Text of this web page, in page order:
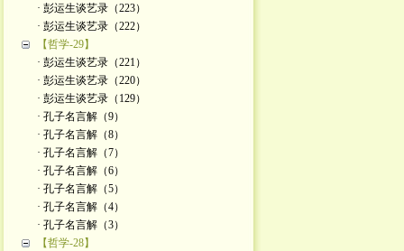
· 彭运生谈艺录（223）
· 彭运生谈艺录（222）
【哲学-29】
· 彭运生谈艺录（221）
· 彭运生谈艺录（220）
· 彭运生谈艺录（129）
· 孔子名言解（9）
· 孔子名言解（8）
· 孔子名言解（7）
· 孔子名言解（6）
· 孔子名言解（5）
· 孔子名言解（4）
· 孔子名言解（3）
【哲学-28】